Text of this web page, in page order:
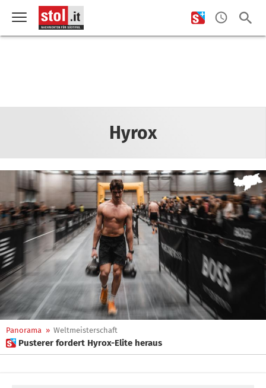
Hyrox
Panorama » Weltmeisterschaft
 Pusterer fordert Hyrox-Elite heraus